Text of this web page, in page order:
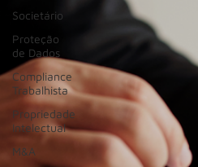
Societário
Proteção
de Dados
Compliance
Trabalhista
Propriedade
Intelectual
M&A